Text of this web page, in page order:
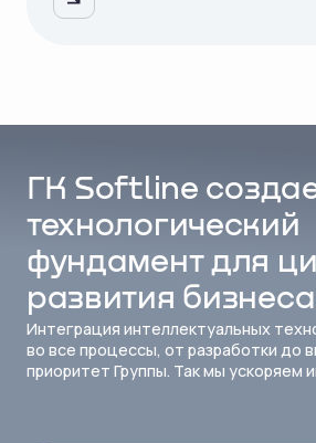
ГК Softline
технологический
фундамент для
развития
Интеграция интеллектуальных
во все процессы, от разработки до
приоритет Группы. Так мы ускоряем